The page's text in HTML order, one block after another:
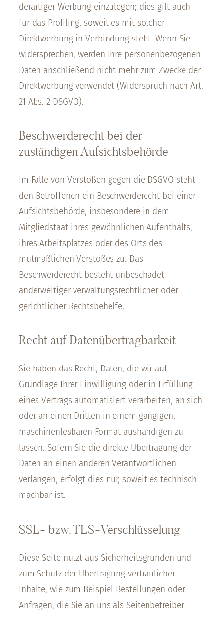
derartiger Werbung einzulegen; dies gilt auch
für das Profiling, soweit es mit solcher
Direktwerbung in Verbindung steht. Wenn Sie
widersprechen, werden Ihre personenbezogenen
Daten anschließend nicht mehr zum Zwecke der
Direktwerbung verwendet (Widerspruch nach Art.
21 Abs. 2 DSGVO).
Beschwerderecht bei der
zuständigen Aufsichtsbehörde
Im Falle von Verstößen gegen die DSGVO steht
den Betroffenen ein Beschwerderecht bei einer
Aufsichtsbehörde, insbesondere in dem
Mitgliedstaat ihres gewöhnlichen Aufenthalts,
ihres Arbeitsplatzes oder des Orts des
mutmaßlichen Verstoßes zu. Das
Beschwerderecht besteht unbeschadet
anderweitiger verwaltungsrechtlicher oder
gerichtlicher Rechtsbehelfe.
Recht auf Datenübertragbarkeit
Sie haben das Recht, Daten, die wir auf
Grundlage Ihrer Einwilligung oder in Erfüllung
eines Vertrags automatisiert verarbeiten, an sich
oder an einen Dritten in einem gängigen,
maschinenlesbaren Format aushändigen zu
lassen. Sofern Sie die direkte Übertragung der
Daten an einen anderen Verantwortlichen
verlangen, erfolgt dies nur, soweit es technisch
machbar ist.
SSL- bzw. TLS-Verschlüsselung
Diese Seite nutzt aus Sicherheitsgründen und
zum Schutz der Übertragung vertraulicher
Inhalte, wie zum Beispiel Bestellungen oder
Anfragen, die Sie an uns als Seitenbetreiber